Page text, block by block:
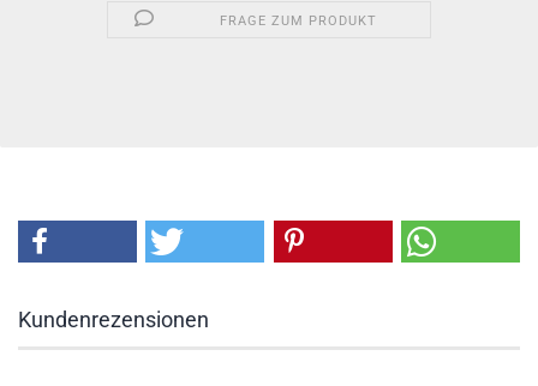
FRAGE ZUM PRODUKT
Kundenrezensionen